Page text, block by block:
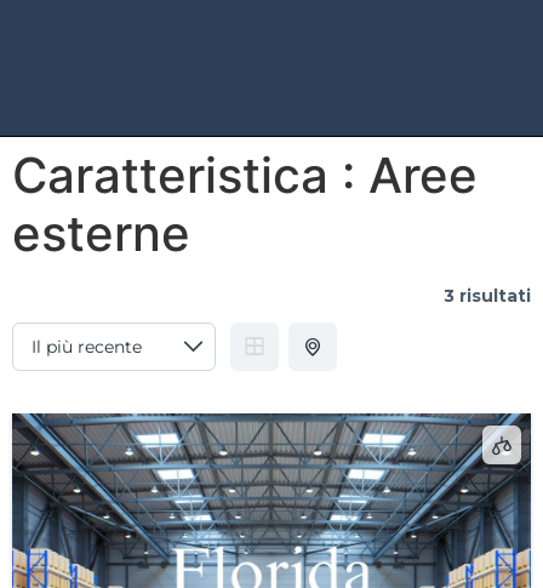
Caratteristica : Aree
esterne
3 risultati